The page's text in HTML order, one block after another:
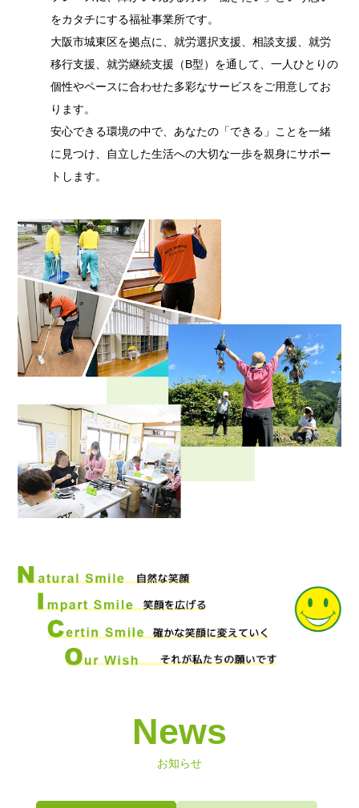
をカタチにする福祉事業所です。
大阪市城東区を拠点に、就労選択支援、相談支援、就労
移行支援、就労継続支援（B型）を通して、一人ひとりの
個性やペースに合わせた多彩なサービスをご用意してお
ります。
安心できる環境の中で、あなたの「できる」ことを一緒
に見つけ、自立した生活への大切な一歩を親身にサポー
トします。
News
お知らせ